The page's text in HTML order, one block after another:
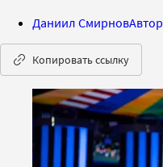
Даниил СмирновАвтор
Копировать ссылку